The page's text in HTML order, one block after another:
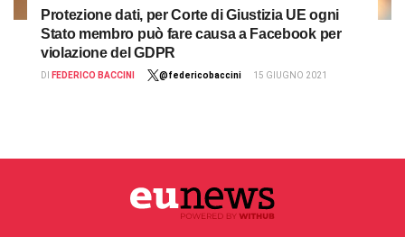
Protezione dati, per Corte di Giustizia UE ogni
Stato membro può fare causa a Facebook per
violazione del GDPR
DI FEDERICO BACCINI @federicobaccini 15 GIUGNO 2021